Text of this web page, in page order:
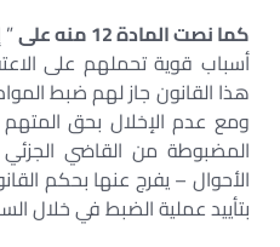
كما نصت المادة 12 منه على
أسباب قوية تحملهم على
هذا القانون جاز لهم ضبط
ومع عدم الإخلال بحق
المضبوطة من القاضي
الأحوال – يفرج عنها بحكم
بتأييد عملية الضبط في خلال